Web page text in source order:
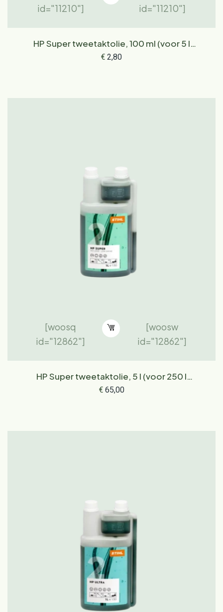
id="11210"]
id="11210"]
HP Super tweetaktolie, 100 ml (voor 5 l
brandstof)
€2,80
[woosq
id="12862"]
[woosw
id="12862"]
HP Super tweetaktolie, 5 l (voor 250 l
brandstof)
€65,00